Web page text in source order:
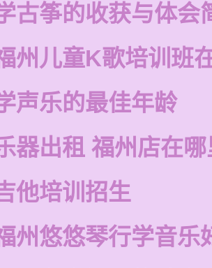
古筝的收获与体会
州儿童K歌培训班
声乐的最佳年龄
器出租 福州店在
他培训招生
州悠悠琴行学音乐